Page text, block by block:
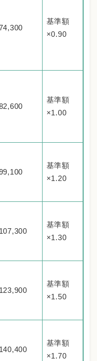
基準額
×0.90
基準額
×1.00
基準額
×1.20
107,300
基準額
×1.30
123,900
基準額
×1.50
140,400
基準額
×1.70